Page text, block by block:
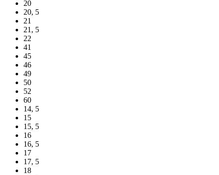
20
20, 5
21
21, 5
22
41
45
46
49
50
52
60
14, 5
15
15, 5
16
16, 5
17
17, 5
18